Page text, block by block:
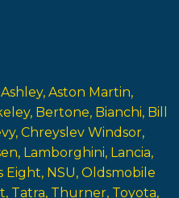
Ashley Aston Martin
Bertone Bianchi Bill
Chreyslev Windsor
Lamborghini Lancia
Eight NSU Oldsmobile
Tatra Thurner Toyota